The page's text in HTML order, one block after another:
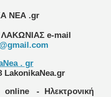
ΝΕΑ .gr
e-mail
. gr
LakonikaNea.gr
online
- Ηλεκτρονική